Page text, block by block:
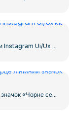
Лінійний значок «Чорне серце» – 1